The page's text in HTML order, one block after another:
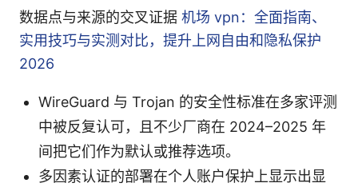
数据点与来源的交叉证据 机场 vpn：全面指南、
实用技巧与实测对比，提升上网自由和隐私保护
2026
WireGuard 与 Trojan 的安全性标准在多家评测
中被反复认可，且不少厂商在 2024–2025 年
间把它们作为默认或推荐选项。
多因素认证的部署在个人账户保护上显示出显